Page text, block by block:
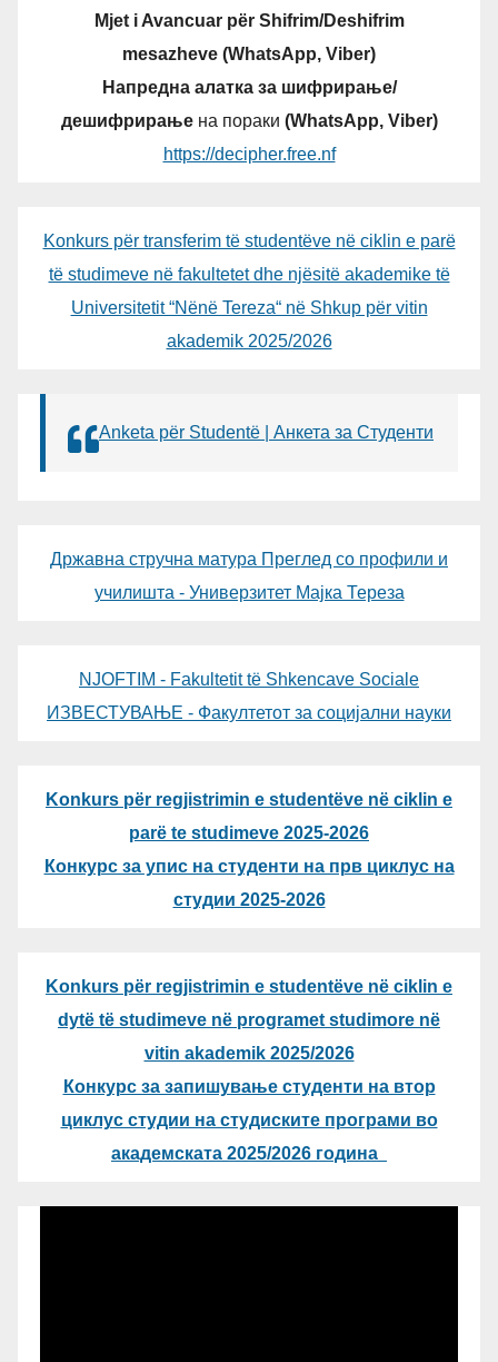
Mjet i Avancuar për Shifrim/Deshifrim
mesazheve (WhatsApp, Viber)
Напредна алатка за шифрирање/
дешифрирањена пораки (WhatsApp, Viber)
https://decipher.free.nf
Konkurs për transferim të studentëve në ciklin e parë
të studimeve në fakultetet dhe njësitë akademike të
Universitetit “Nënë Tereza“ në Shkup për vitin
akademik 2025/2026
Anketa për Studentë | Анкета за Студенти
Државна стручна матура Преглед со профили и
училишта - Универзитет Мајка Тереза
NJOFTIM - Fakultetit të Shkencave Sociale
ИЗВЕСТУВАЊЕ - Факултетот за социјални науки
Konkurs për regjistrimin e studentëve në ciklin e
parë te studimeve 2025-2026
Конкурс за упис на студенти на прв циклус на
студии 2025-2026
Konkurs për regjistrimin e studentëve në ciklin e
dytë të studimeve në programet studimore në
vitin akademik 2025/2026
Конкурс за запишување студенти на втор
циклус студии на студиските програми во
академската 2025/2026 година